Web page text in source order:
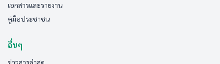
เอกสารและรายงาน
คู่มือประชาชน
อื่นๆ
ข่าวสารล่าสุด